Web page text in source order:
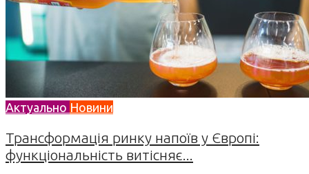
Актуально Новини
Трансформація ринку напоїв у Європі:
функціональність витісняє...